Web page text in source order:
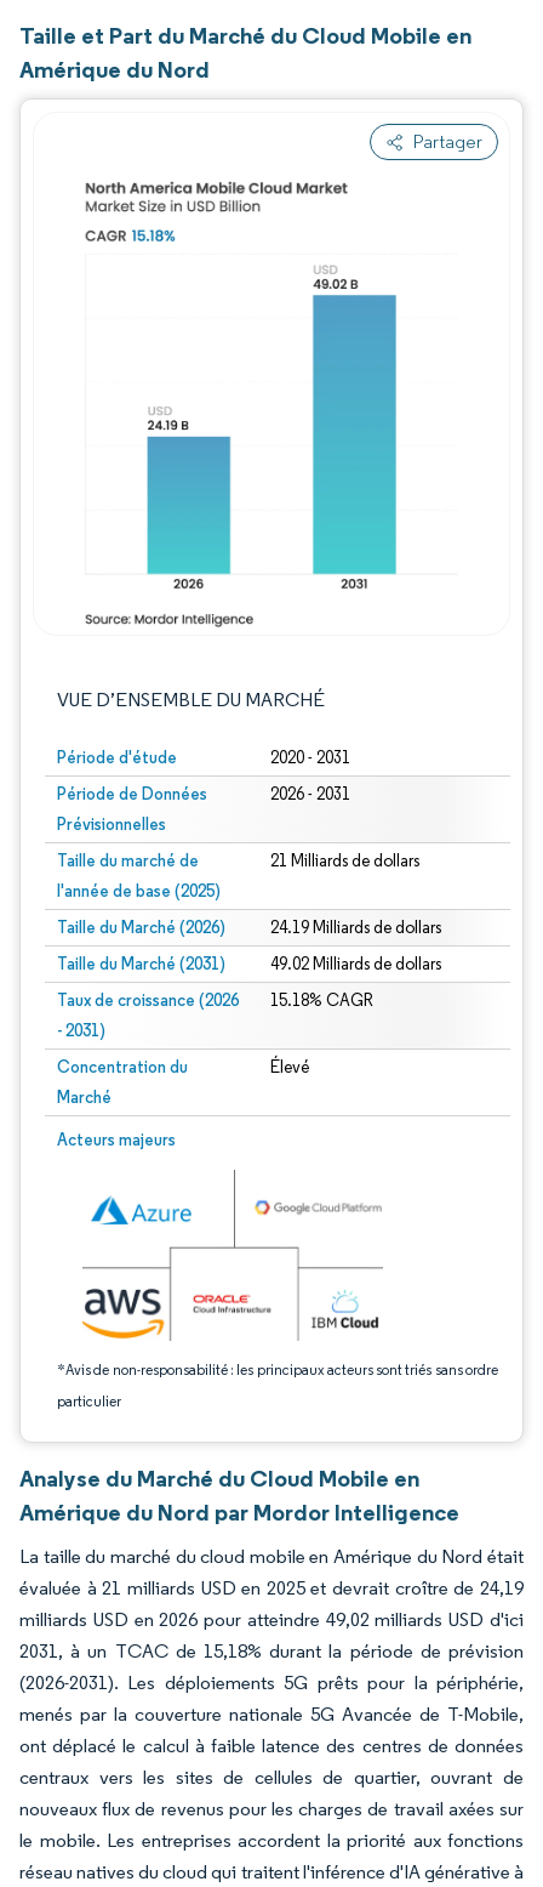
Taille et Part du Marché du Cloud Mobile en
Amérique du Nord
Partager
VUE D’ENSEMBLE DU MARCHÉ
Période d'étude 2020 - 2031
Période de Données
Prévisionnelles
2026 - 2031
Taille du marché de
l'année de base (2025)
21 Milliards de dollars
Taille du Marché (2026) 24.19 Milliards de dollars
Taille du Marché (2031) 49.02 Milliards de dollars
Taux de croissance (2026
- 2031)
15.18% CAGR
Concentration du
Marché
Élevé
Acteurs majeurs
*Avis de non-responsabilité : les principaux acteurs sont triés sans ordre
particulier
Image © Mordor Intelligence. La réutilisation nécessite une attribution sous CC
Analyse du Marché du Cloud Mobile en
Amérique du Nord par Mordor Intelligence
La taille du marché du cloud mobile en Amérique du Nord était
évaluée à 21 milliards USD en 2025 et devrait croître de 24,19
milliards USD en 2026 pour atteindre 49,02 milliards USD d'ici
2031, à un TCAC de 15,18% durant la période de prévision
(2026-2031). Les déploiements 5G prêts pour la périphérie,
menés par la couverture nationale 5G Avancée de T-Mobile,
ont déplacé le calcul à faible latence des centres de données
centraux vers les sites de cellules de quartier, ouvrant de
nouveaux flux de revenus pour les charges de travail axées sur
le mobile. Les entreprises accordent la priorité aux fonctions
réseau natives du cloud qui traitent l'inférence d'IA générative à